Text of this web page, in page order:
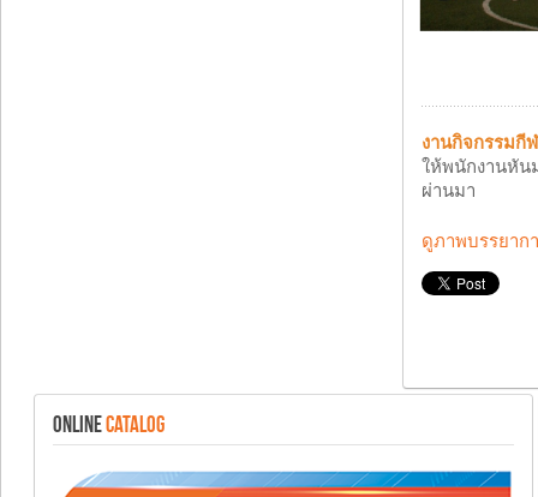
งานกิจกรรมกี
ให้พนักงานหัน
ผ่านมา
ดูภาพบรรยาก
ONLINECATALOG